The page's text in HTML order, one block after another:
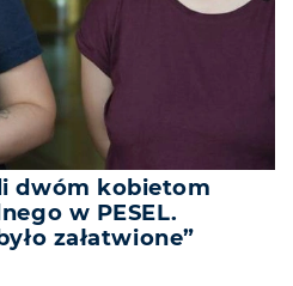
dwóm kobietom
w PESEL.
załatwione”